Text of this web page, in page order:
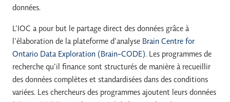
données.
L’IOC a pour but le partage direct des données grâce à
l’élaboration de la plateforme d’analyse Brain Centre for
Ontario Data Exploration (Brain-CODE). Les programmes de
recherche qu’il finance sont structurés de manière à recueillir
des données complètes et standardisées dans des conditions
variées. Les chercheurs des programmes ajoutent leurs données